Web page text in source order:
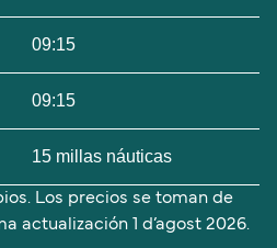
09:15
09:15
15 millas náuticas
Los precios se toman de
actualización
1 d’agost 2026.